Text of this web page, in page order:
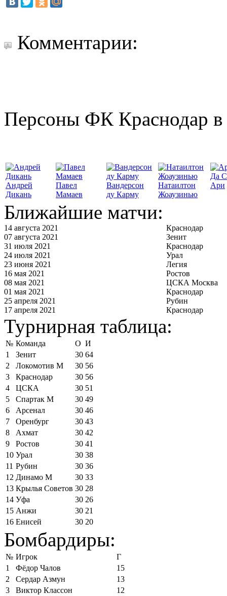
Комментарии:
Персоны ФК Краснодар в
Андрей
Дикань
Павел
Мамаев
Вандерсон
ду Карму
Натаилтон
Жоаузинью
Да
Ари
Ближайшие матчи:
14 августа 2021
Краснодар
07 августа 2021
Зенит
31 июля 2021
Краснодар
24 июля 2021
Урал
23 июня 2021
Легия
16 мая 2021
Ростов
08 мая 2021
ЦСКА Москва
01 мая 2021
Краснодар
25 апреля 2021
Рубин
17 апреля 2021
Краснодар
Турнирная таблица:
№ Команда О И
1
Зенит 30 64
2
Локомотив М 30 56
3
Краснодар 30 56
4
ЦСКА 30 51
5
Спартак М 30 49
6
Арсенал 30 46
7
Оренбург 30 43
8
Ахмат 30 42
9
Ростов 30 41
10 Урал 30 38
11 Рубин 30 36
12 Динамо М 30 33
13 Крылья Советов 30 28
14 Уфа 30 26
15 Анжи 30 21
16 Енисей 30 20
Бомбардиры:
№ Игрок
Г
1
Фёдор Чалов
15
2
Сердар Азмун
13
3
Виктор Классон
12